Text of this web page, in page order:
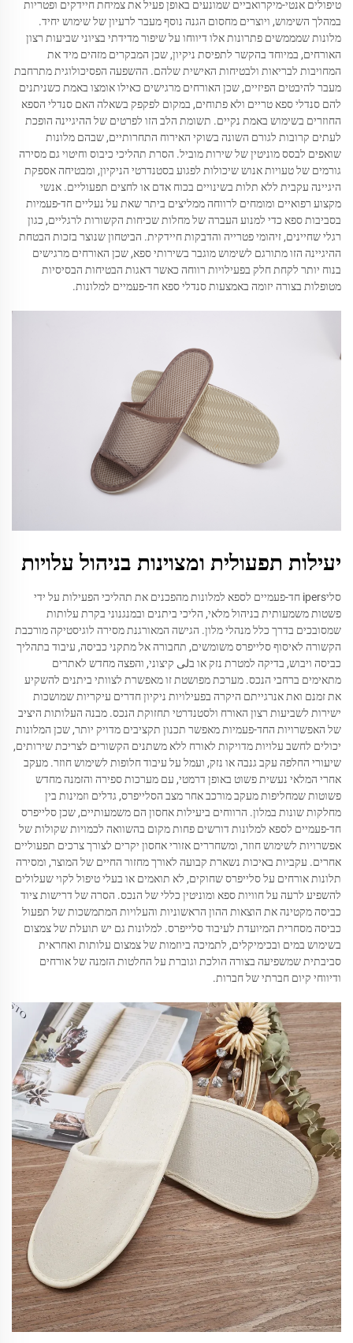
טיפולים אנטי-מיקרואביים שמונעים באופן פעיל את צמיחת חיידקים ופטריות
במהלך השימוש, ויוצרים מחסום הגנה נוסף מעבר לרעיון של שימוש יחיד.
מלונות שמממשים פתרונות אלו דיווחו על שיפור מדידתי בציוני שביעות רצון
האורחים, במיוחד בהקשר לתפיסת ניקיון, שכן המבקרים מזהים מיד את
המחויבות לבריאות ולבטיחות האישית שלהם. ההשפעה הפסיכולוגית מתרחבת
מעבר להיבטים הפיזיים, שכן האורחים מרגישים כאילו אומצו באמת כשניתנים
להם סנדלי ספא טריים ולא פתוחים, במקום לפקפק בשאלה האם סנדלי הספא
החוזרים בשימוש באמת נקיים. תשומת הלב הזו לפרטים של ההיגיינה הופכת
לעתים קרובות לגורם השונה בשוקי האירוח התחרותיים, שבהם מלונות
שואפים לבסס מוניטין של שירות מוביל. הסרת תהליכי כיבוס וחיטוי גם מסירה
גורמים של טעויות אנוש שיכולות לפגוע בסטנדרטי הניקיון, ומבטיחה אספקת
היגיינה עקבית ללא תלות בשינויים בכוח אדם או לחצים תפעוליים. אנשי
מקצוע רפואיים ומומחים לרווחה ממליצים ביתר שאת על נעליים חד-פעמיות
בסביבות ספא כדי למנוע העברה של מחלות שכיחות הקשורות לרגליים, כגון
רגלי שחיינים, זיהומי פטרייה והדבקות חיידקית. הביטחון שנוצר בזכות הבטחת
ההיגיינה הזו מתורגם לשימוש מוגבר בשירותי ספא, שכן האורחים מרגישים
בנוח יותר לקחת חלק בפעילויות רווחה כאשר דאגות הבטיחות הבסיסיות
מטופלות בצורה יזומה באמצעות סנדלי ספא חד-פעמיים למלונות.
יעילות תפעולית ומצוינות בניהול עלויות
סליipers חד-פעמיים לספא למלונות מהפכנים את תהליכי הפעילות על ידי
פשטות משמעותית בניהול מלאי, הליכי ביתנים ובמנגנוני בקרת עלותות
שמסובכים בדרך כלל מנהלי מלון. הגישה המאורגנת מסירה לוגיסטיקה מורכבת
הקשורה לאיסוף סלייפרס משומשים, תחבורה אל מתקני כביסה, עיבוד בתהליך
כביסה ויבוש, בדיקה למטרת נזק או בلى קיצוני, והפצה מחדש לאתרים
מתאימים ברחבי הנכס. מערכת מפושטת זו מאפשרת לצוותי ביתנים להשקיע
את זמנם ואת אנרגייתם היקרה בפעילויות ניקיון חדרים עיקריות שמושכות
ישירות לשביעות רצון האורח ולסטנדרטי תחזוקת הנכס. מבנה העלותות היציב
של האפשרויות החד-פעמיות מאפשר תכנון תקציבים מדויק יותר, שכן המלונות
יכולים לחשב עלויות מדויקות לאורח ללא משתנים הקשורים לצריכת שירותים,
שיעורי החלפה עקב גנבה או נזק, ועמל על עיבוד חלופות לשימוש חוזר. מעקב
אחרי המלאי נעשית פשוט באופן דרמטי, עם מערכות ספירה והזמנה מחדש
פשוטות שמחליפות מעקב מורכב אחר מצב הסלייפרס, גדלים וזמינות בין
מחלקות שונות במלון. הרווחים ביעילות אחסון הם משמעותיים, שכן סלייפרס
חד-פעמיים לספא למלונות דורשים פחות מקום בהשוואה לכמויות שקולות של
אפשרויות לשימוש חוזר, ומשחררים אזורי אחסון יקרים לצורך צרכים תפעוליים
אחרים. עקביות באיכות נשארת קבועה לאורך מחזור החיים של המוצר, ומסירה
תלונות אורחים על סלייפרס שחוקים, לא תואמים או בעלי טיפול לקוי שעלולים
להשפיע לרעה על חוויות ספא ומוניטין כללי של הנכס. הסרה של דרישות ציוד
כביסה מקטינה את הוצאות ההון הראשוניות והעלויות המתמשכות של תפעול
כביסה מסחרית המיועדת לעיבוד סלייפרס. למלונות גם יש תועלת של צמצום
בשימוש במים ובכימיקלים, לתמיכה ביוזמות של צמצום עלותות ואחראית
סביבתית שמשפיעה בצורה הולכת וגוברת על החלטות הזמנה של אורחים
ודיווחי קיום חברתי של חברות.